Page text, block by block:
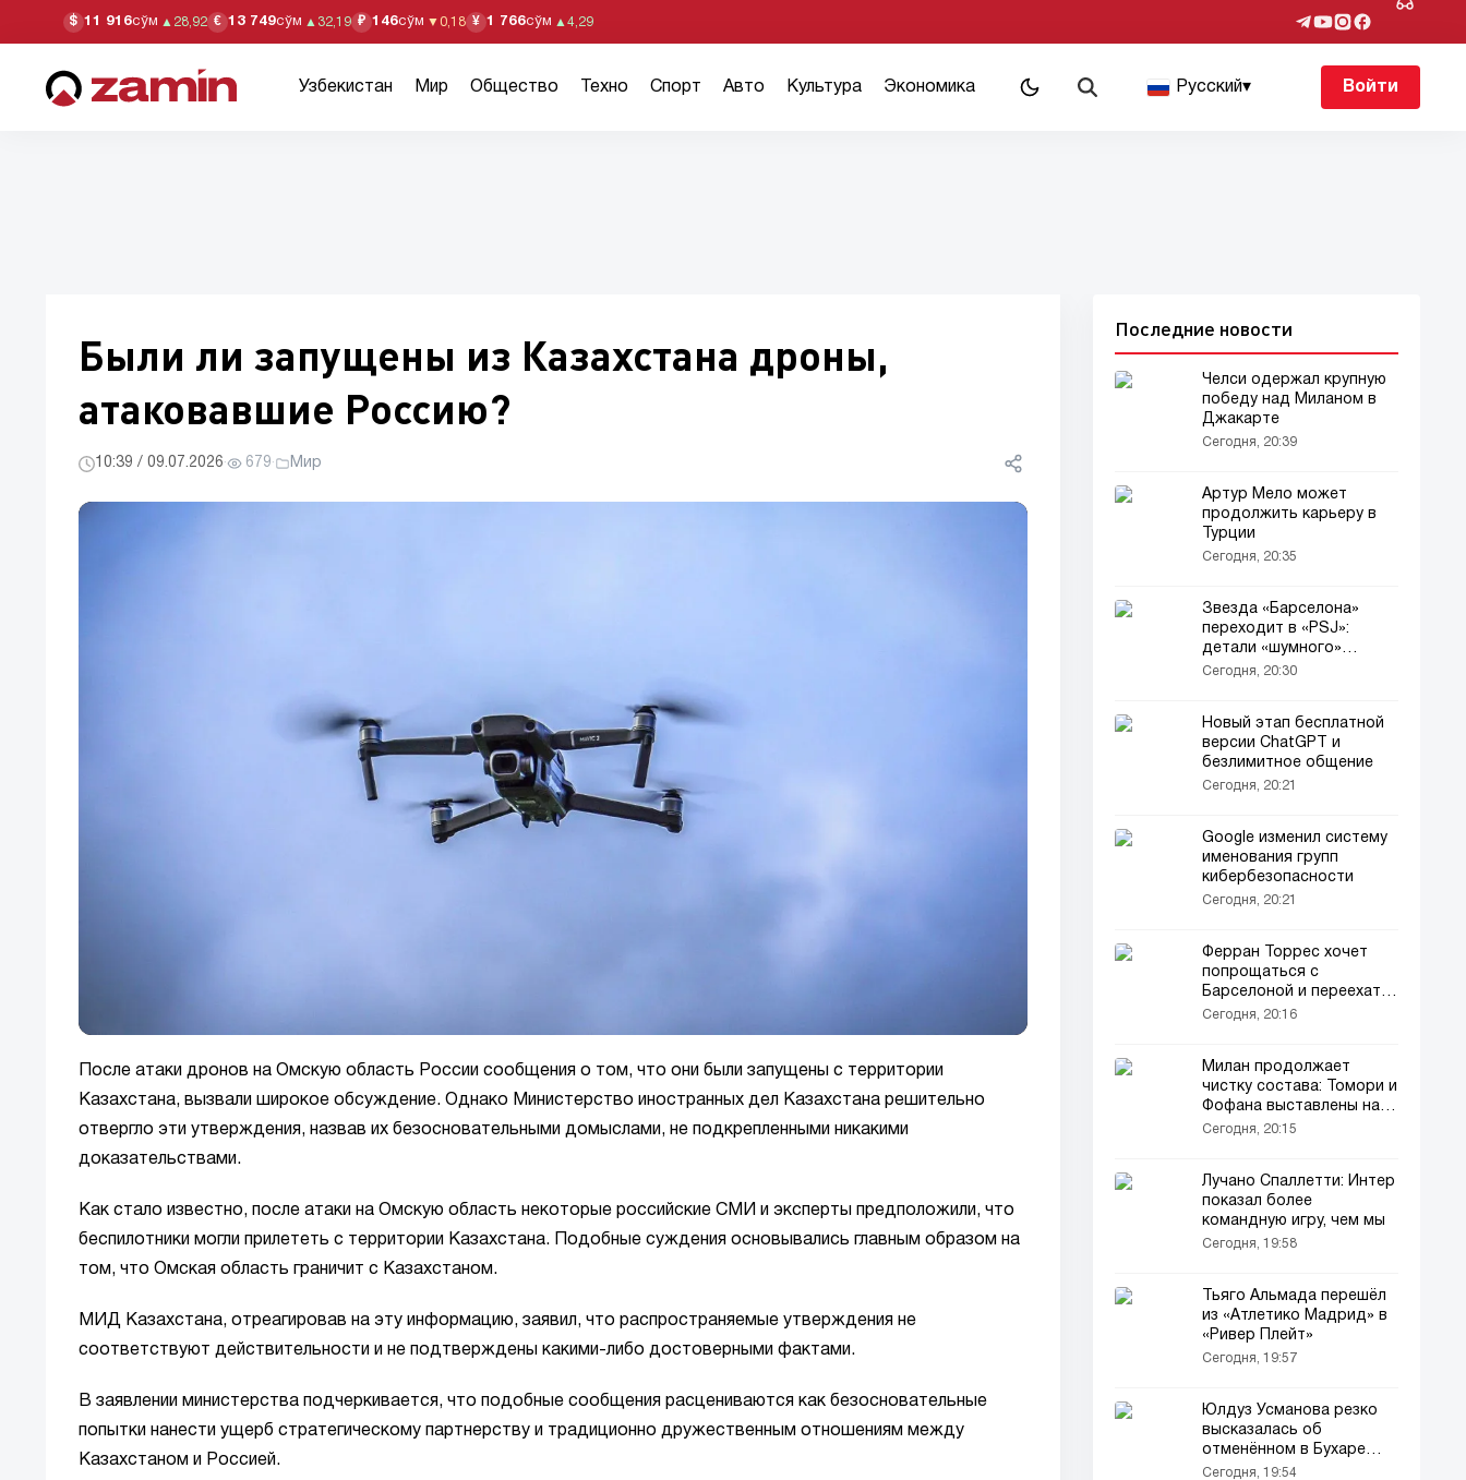
$ 11 916сўм ▲ 28,92 € 13 749сўм ▲ 32,19 ₽ 146сўм ▼ 0,18 ¥ 1 766сўм ▲ 4,29
Узбекистан Мир Общество Техно Спорт Авто Культура Экономика Русский▾ Войти
Были ли запущены из Казахстана дроны,
атаковавшие Россию?
10:39 / 09.07.2026· 679· Мир
После атаки дронов на Омскую область России сообщения о том, что они были запущены с территории
Казахстана, вызвали широкое обсуждение. Однако Министерство иностранных дел Казахстана решительно
отвергло эти утверждения, назвав их безосновательными домыслами, не подкрепленными никакими
доказательствами.
Как стало известно, после атаки на Омскую область некоторые российские СМИ и эксперты предположили, что
беспилотники могли прилететь с территории Казахстана. Подобные суждения основывались главным образом на
том, что Омская область граничит с Казахстаном.
МИД Казахстана, отреагировав на эту информацию, заявил, что распространяемые утверждения не
соответствуют действительности и не подтверждены какими-либо достоверными фактами.
В заявлении министерства подчеркивается, что подобные сообщения расцениваются как безосновательные
попытки нанести ущерб стратегическому партнерству и традиционно дружественным отношениям между
Казахстаном и Россией.
Последние новости
Челси одержал крупную
победу над Миланом в
Джакарте
Сегодня, 20:39
Артур Мело может
продолжить карьеру в
Турции
Сегодня, 20:35
Звезда «Барселона»
переходит в «PSJ»:
детали «шумного»
трансфера!
Сегодня, 20:30
Новый этап бесплатной
версии ChatGPT и
безлимитное общение
Сегодня, 20:21
Google изменил систему
именования групп
кибербезопасности
Сегодня, 20:21
Ферран Торрес хочет
попрощаться с
Барселоной и переехать
в Париж
Сегодня, 20:16
Милан продолжает
чистку состава: Томори и
Фофана выставлены на
трансфер
Сегодня, 20:15
Лучано Спаллетти: Интер
показал более
командную игру, чем мы
Сегодня, 19:58
Тьяго Альмада перешёл
из «Атлетико Мадрид» в
«Ривер Плейт»
Сегодня, 19:57
Юлдуз Усманова резко
высказалась об
отменённом в Бухаре
концерте группы
Сегодня, 19:54